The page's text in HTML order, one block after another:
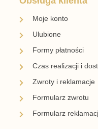
Moje konto
Ulubione
Formy płatności
Czas realizacji i
Zwroty i reklamacje
Formularz zwrotu
Formularz